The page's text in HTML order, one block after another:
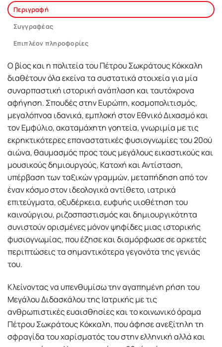
Περιγραφή
Συγγραφέας
Επιπλέον πληροφορίες
Ο βίος και η πολιτεία του Πέτρου Σωκράτους Κόκκαλη
διαθέτουν όλα εκείνα τα συστατικά στοιχεία για μία
συναρπαστική ιστορική ανάπλαση και ταυτόχρονα
αφήγηση. Σπουδές στην Ευρώπη, κοσμοπολιτισμός,
μεγαλόπνοα ιδανικά, εμπλοκή στον Εθνικό Διχασμό και
τον Εμφύλιο, ακαταμάχητη γοητεία, γνωριμία με τις
εκρηκτικότερες επαναστατικές φυσιογνωμίες του 20ού
αιώνα, θαυμασμός προς τους μεγάλους εικαστικούς και
μουσικούς δημιουργούς, Κατοχή και Αντίσταση,
υπέρβαση των ταξικών γραμμών, μεταπήδηση από τον
έναν κόσμο στον ιδεολογικά αντίθετο, ιατρικά
επιτεύγματα, οξυδέρκεια, ευφυής υιοθέτηση του
καινούργιου, ριζοσπαστισμός και δημιουργικότητα
συνιστούν ορισμένες μόνον ψηφίδες μιας ιστορικής
φυσιογνωμίας, που έζησε και διαμόρφωσε σε αρκετές
περιπτώσεις τα σημαντικότερα γεγονότα της γενιάς
του.
Κλείνοντας να υπενθυμίσω την αγαπημένη ρήση του
Μεγάλου Διδασκάλου της Ιατρικής με τις
ανθρωπιστικές ευαισθησίες και το κοινωνικό όραμα
Πέτρου Σωκράτους Κόκκαλη, που άφησε ανεξίτηλη τη
σφραγίδα του χαρίσματός του στην ελληνική αλλά και